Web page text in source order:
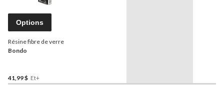
Options
Résine fibre de verre
Bondo
41,99 $ Et+